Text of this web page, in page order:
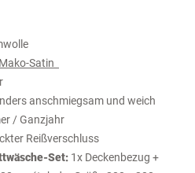
Mako-Satin
anschmiegsam und weich
/ Ganzjahr
Reißverschluss
Set: 1x Deckenbezug +